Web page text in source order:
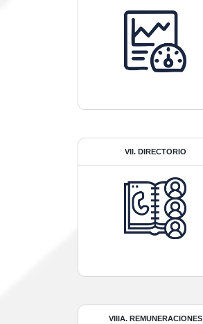
VII. DIRECTORIO
VIIIA. REMUNERACIONES